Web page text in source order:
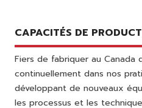
CAPACITÉS DE
Fiers de fabriquer au Canada
continuellement dans nos
développant de nouveaux
les processus et les